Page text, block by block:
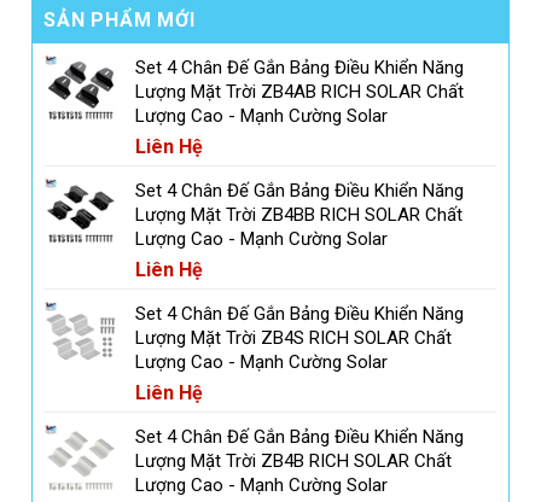
SẢN PHẨM MỚI
Set 4 Chân Đế Gắn Bảng Điều Khiển Năng
Lượng Mặt Trời ZB4AB RICH SOLAR Chất
Lượng Cao - Mạnh Cường Solar
Liên Hệ
Set 4 Chân Đế Gắn Bảng Điều Khiển Năng
Lượng Mặt Trời ZB4BB RICH SOLAR Chất
Lượng Cao - Mạnh Cường Solar
Liên Hệ
Set 4 Chân Đế Gắn Bảng Điều Khiển Năng
Lượng Mặt Trời ZB4S RICH SOLAR Chất
Lượng Cao - Mạnh Cường Solar
Liên Hệ
Set 4 Chân Đế Gắn Bảng Điều Khiển Năng
Lượng Mặt Trời ZB4B RICH SOLAR Chất
Lượng Cao - Mạnh Cường Solar